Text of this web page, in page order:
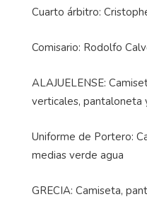
Cuarto árbitro:
Comisario: Rodolfo
ALAJUELENSE:
verticales, pantaloneta
Uniforme de Portero:
medias verde agua
GRECIA: Camiseta,